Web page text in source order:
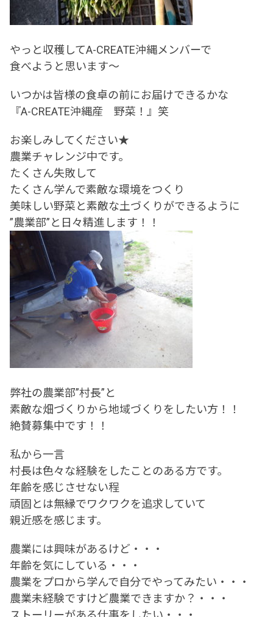
やっと収穫してA-CREATE沖縄メンバーで
食べようと思います～
いつかは皆様の食卓の前にお届けできるかな
『A-CREATE沖縄産 野菜！』笑
お楽しみしてください★
農業チャレンジ中です。
たくさん失敗して
たくさん学んで素敵な環境をつくり
美味しい野菜と素敵な土づくりができるように
”農業部”と日々精進します！！
弊社の農業部”村長”と
素敵な畑づくりから地域づくりをしたい方！！
絶賛募集中です！！
私から一言
村長は色々な経験をしたことのある方です。
年齢を感じさせない程
頑固とは無縁でワクワクを追求していて
親近感を感じます。
農業には興味があるけど・・・
年齢を気にしている・・・
農業をプロから学んで自分でやってみたい・・・
農業未経験ですけど農業できますか？・・・